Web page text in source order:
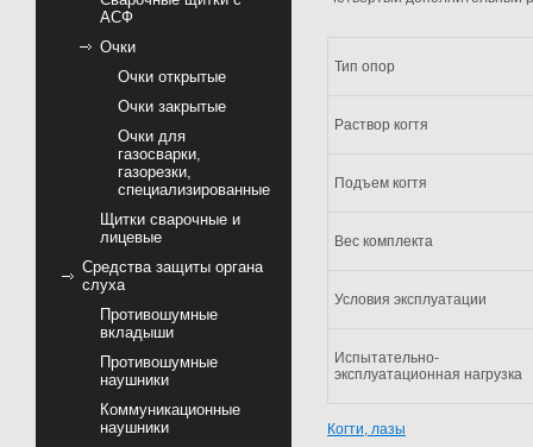
АСФ
Очки
Очки открытые
Очки закрытые
Очки для
газосварки,
газорезки,
специализированные
Щитки сварочные и
лицевые
Средства защиты органа
слуха
Противошумные
вкладыши
Противошумные
наушники
Коммуникационные
наушники
Тип опор
Раствор когтя
Подъем когтя
Вес комплекта
Условия эксплуатации
Испытательно-
эксплуатационная нагрузка
Когти, лазы